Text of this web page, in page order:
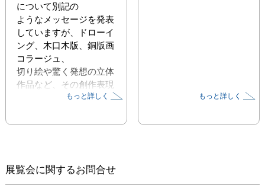
について別記の
ようなメッセージを発表
していますが、ドローイ
ング、木口木版、銅版画
コラージュ、
切り絵や驚く発想の立体
作品など、その創作表現
は多岐にわたります。
技法を使い分け、どこの
作品によって今回も新境
地を開いています。
もっと詳しく もっと詳しく
展覧会に関するお問合せ